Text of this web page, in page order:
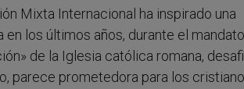
Mixta Internacional ha inspirado una
los últimos años, durante el
de la Iglesia católica romana,
parece prometedora para los